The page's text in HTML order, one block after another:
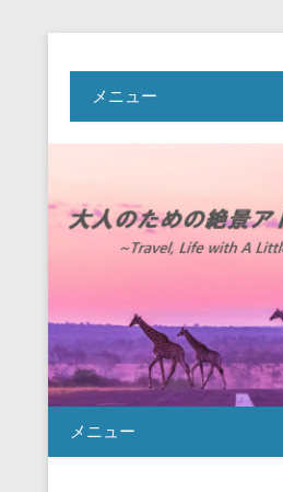
大人のための絶
メニュー
メニュー